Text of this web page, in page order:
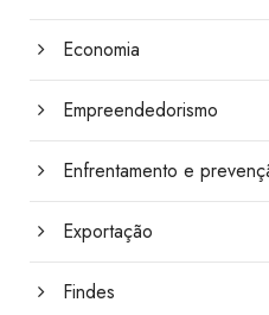
Economia
Empreendedorismo
Enfrentamento e
Exportação
Findes